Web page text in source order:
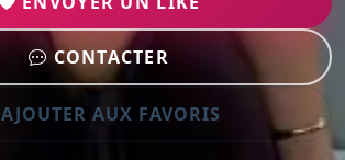
CONTACTER
AJOUTER AUX FAVORIS